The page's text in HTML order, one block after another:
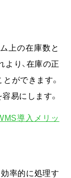
上の在庫数と
り、在庫の正
ができます。
易にします。
導入メリッ
率的に処理す